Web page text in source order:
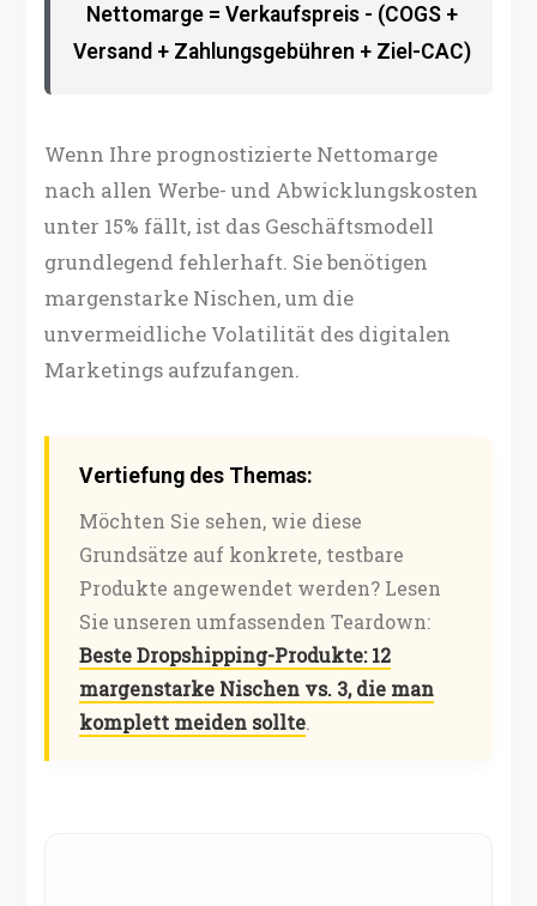
Nettomarge = Verkaufspreis - (COGS +
Versand + Zahlungsgebühren + Ziel-CAC)
Wenn Ihre prognostizierte Nettomarge
nach allen Werbe- und Abwicklungskosten
unter 15% fällt, ist das Geschäftsmodell
grundlegend fehlerhaft. Sie benötigen
margenstarke Nischen, um die
unvermeidliche Volatilität des digitalen
Marketings aufzufangen.
Vertiefung des Themas:
Möchten Sie sehen, wie diese
Grundsätze auf konkrete, testbare
Produkte angewendet werden? Lesen
Sie unseren umfassenden Teardown:
Beste Dropshipping-Produkte: 12
margenstarke Nischen vs. 3, die man
komplett meiden sollte.